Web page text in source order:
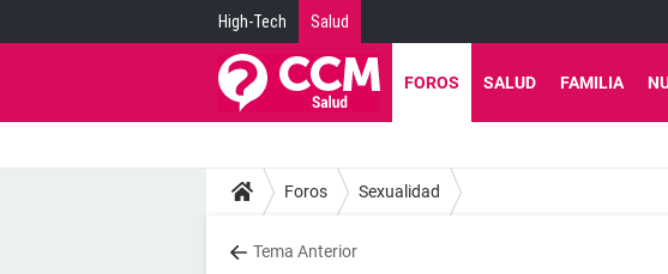
High-Tech Salud
FOROS SALUD FAMILIA
Foros Sexualidad
Tema Anterior